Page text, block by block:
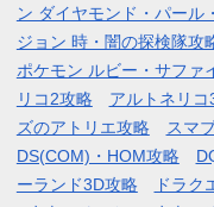
ン ダイヤモンド・パール
ジョン 時・闇の探検隊攻
ポケモン ルビー・サファ
リコ2攻略
アルトネリコ
ズのアトリエ攻略
スマ
DS(COM)・HOM攻略
ーランド3D攻略
ドラク